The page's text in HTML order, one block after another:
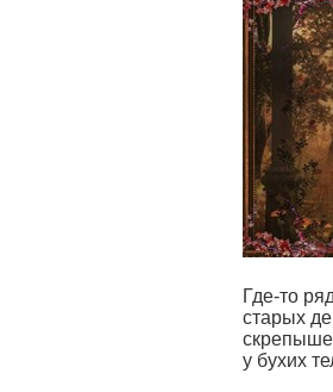
Где-то
старых
у бухих